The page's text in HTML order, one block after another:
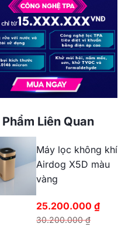
Phẩm Liên Quan
Máy lọc không khí
Airdog X5D màu
vàng
30.200.000₫
25.200.000 ₫